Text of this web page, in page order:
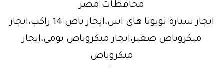
محافظات مصر
ايجار سيارة تويوتا هاي اس،ايجار باص 14 راكب،ايجار
ميكروباص صغير،ايجار ميكروباص يومي،ايجار
ميكروباص